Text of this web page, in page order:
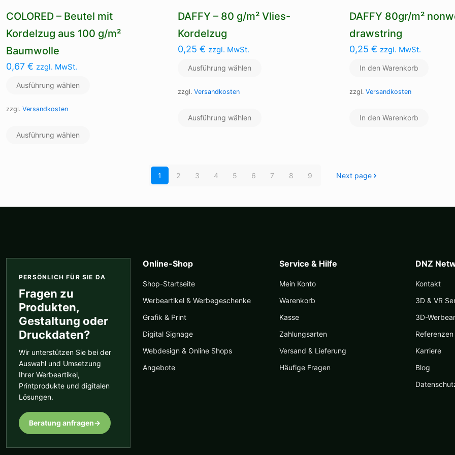
COLORED – Beutel mit
Kordelzug aus 100 g/m²
Baumwolle
0,67 € zzgl. MwSt.
Ausführung wählen
zzgl. Versandkosten
Ausführung wählen
gewählt
DAFFY – 80 g/m² Vlies-
Kordelzug
0,25 € zzgl. MwSt.
Ausführung wählen
zzgl. Versandkosten
Ausführung wählen
Die
auf
DAFFY 80gr/m²
drawstring
0,25 € zzgl. MwSt.
In den Warenkorb
zzgl. Versandkosten
In den Warenkorb
1 2 3 4 5 6 7 8 9 Next page
PERSÖNLICH FÜR SIE DA
Fragen zu
Produkten,
Gestaltung oder
Druckdaten?
Wir unterstützen Sie bei der
Auswahl und Umsetzung
Ihrer Werbeartikel,
Printprodukte und digitalen
Lösungen.
Beratung anfragen→
Online-Shop
Shop-Startseite
Werbeartikel & Werbegeschenke
Grafik & Print
Digital Signage
Webdesign & Online Shops
Angebote
Service & Hilfe
Mein Konto
Warenkorb
Kasse
Zahlungsarten
Versand & Lieferung
Häufige Fragen
DNZ
Kontakt
3D & VR
3D-
Referenzen
Karriere
Blog